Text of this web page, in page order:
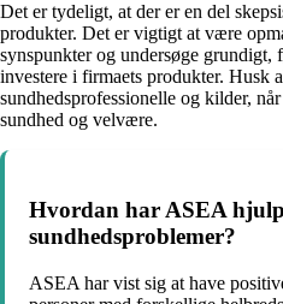
Det er tydeligt, at der er en del
produkter. Det er vigtigt at være
synspunkter og undersøge grundigt,
investere i firmaets produkter. Husk
sundhedsprofessionelle og kilder,
sundhed og velvære.
Hvordan har ASEA
sundhedsproblemer?
ASEA har vist sig at have